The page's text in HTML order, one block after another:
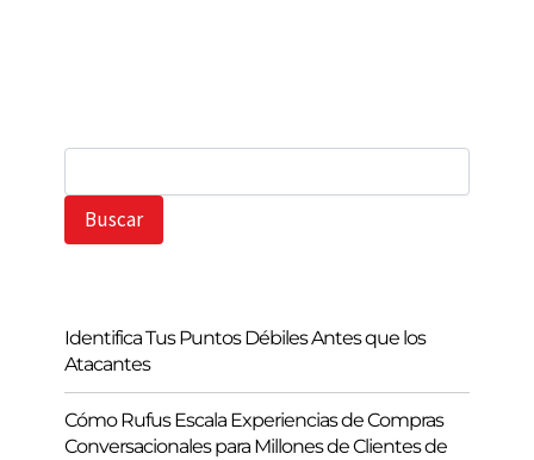
Buscar
Identifica Tus Puntos Débiles Antes que los
Atacantes
Cómo Rufus Escala Experiencias de Compras
Conversacionales para Millones de Clientes de